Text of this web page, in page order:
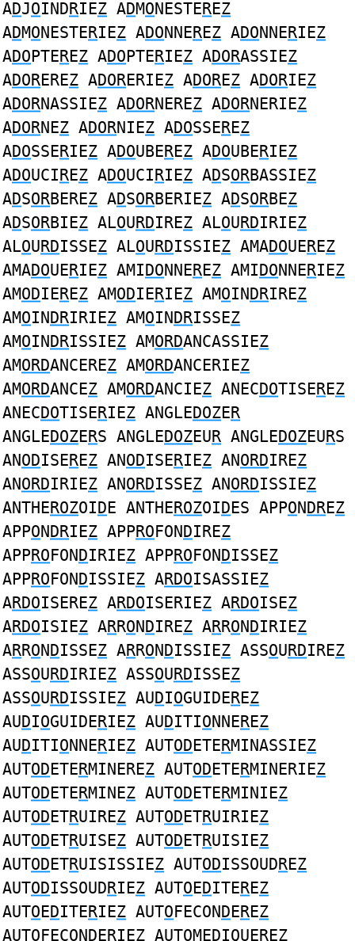
ADJOINDRIEZ ADMONESTEREZ
ADMONESTERIEZ ADONNEREZ ADONNERIEZ
ADOPTEREZ ADOPTERIEZ ADORASSIEZ
ADOREREZ ADORERIEZ ADOREZ ADORIEZ
ADORNASSIEZ ADORNEREZ ADORNERIEZ
ADORNEZ ADORNIEZ ADOSSEREZ
ADOSSERIEZ ADOUBEREZ ADOUBERIEZ
ADOUCIREZ ADOUCIRIEZ ADSORBASSIEZ
ADSORBEREZ ADSORBERIEZ ADSORBEZ
ADSORBIEZ ALOURDIREZ ALOURDIRIEZ
ALOURDISSEZ ALOURDISSIEZ AMADOUEREZ
AMADOUERIEZ AMIDONNEREZ AMIDONNERIEZ
AMODIEREZ AMODIERIEZ AMOINDRIREZ
AMOINDRIRIEZ AMOINDRISSEZ
AMOINDRISSIEZ AMORDANCASSIEZ
AMORDANCEREZ AMORDANCERIEZ
AMORDANCEZ AMORDANCIEZ ANECDOTISEREZ
ANECDOTISERIEZ ANGLEDOZER
ANGLEDOZERS ANGLEDOZEUR ANGLEDOZEURS
ANODISEREZ ANODISERIEZ ANORDIREZ
ANORDIRIEZ ANORDISSEZ ANORDISSIEZ
ANTHEROZOIDE ANTHEROZOIDES APPONDREZ
APPONDRIEZ APPROFONDIREZ
APPROFONDIRIEZ APPROFONDISSEZ
APPROFONDISSIEZ ARDOISASSIEZ
ARDOISEREZ ARDOISERIEZ ARDOISEZ
ARDOISIEZ ARRONDIREZ ARRONDIRIEZ
ARRONDISSEZ ARRONDISSIEZ ASSOURDIREZ
ASSOURDIRIEZ ASSOURDISSEZ
ASSOURDISSIEZ AUDIOGUIDEREZ
AUDIOGUIDERIEZ AUDITIONNEREZ
AUDITIONNERIEZ AUTODETERMINASSIEZ
AUTODETERMINEREZ AUTODETERMINERIEZ
AUTODETERMINEZ AUTODETERMINIEZ
AUTODETRUIREZ AUTODETRUIRIEZ
AUTODETRUISEZ AUTODETRUISIEZ
AUTODETRUISISSIEZ AUTODISSOUDREZ
AUTODISSOUDRIEZ AUTOEDITEREZ
AUTOEDITERIEZ AUTOFECONDEREZ
AUTOFECONDERIEZ AUTOMEDIQUEREZ